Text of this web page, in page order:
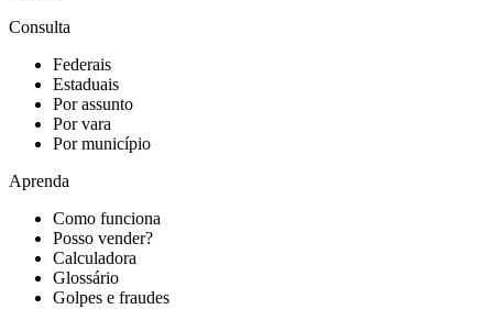
Consulta
Federais
Estaduais
Por assunto
Por vara
Por município
Aprenda
Como funciona
Posso vender?
Calculadora
Glossário
Golpes e fraudes